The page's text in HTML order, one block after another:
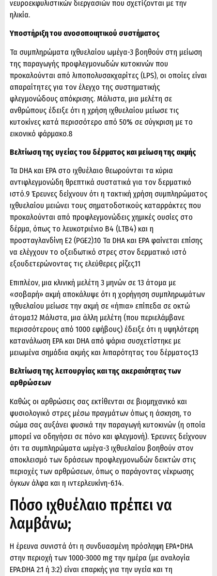
νευροεκφυλιστικών διεργασιών που σχετίζονται με την
ηλικία.
Υποστήριξη του ανοσοποιητικού συστήματος
Τα συμπληρώματα ιχθυελαίου ωμέγα-3 βοηθούν στη μείωση
της παραγωγής προφλεγμονωδών κυτοκινών που
προκαλούνται από λιποπολυσακχαρίτες (LPS), οι οποίες είναι
απαραίτητες για τον έλεγχο της συστηματικής
φλεγμονώδους απόκρισης. Μάλιστα, μια μελέτη σε
ανθρώπους έδειξε ότι η χρήση ιχθυελαίου μείωσε τις
κυτοκίνες κατά περισσότερο από 50% σε σύγκριση με το
εικονικό φάρμακο.8
Βελτίωση της υγείας του δέρματος και μείωση της ακμής
Τα DHA και EPA στο ιχθυέλαιο θεωρούνται τα κύρια
αντιφλεγμονώδη θρεπτικά συστατικά για τον δερματικό
ιστό.9 Έρευνες δείχνουν ότι η τακτική χρήση συμπληρώματος
ιχθυελαίου μειώνει τους σηματοδοτικούς καταρράκτες που
προκαλούνται από προφλεγμονώδεις χημικές ουσίες στο
δέρμα, όπως το λευκοτριένιο B4 (LTB4) και η
προσταγλανδίνη E2 (PGE2).10 Τα DHA και EPA φαίνεται επίσης
να ελέγχουν το οξειδωτικό στρες στον δερματικό ιστό
εξουδετερώνοντας τις ελεύθερες ρίζες.11
Επιπλέον, μια κλινική μελέτη 3 μηνών σε 13 άτομα με
«σοβαρή» ακμή αποκάλυψε ότι η χορήγηση συμπληρωμάτων
ιχθυελαίου μείωσε την ακμή σε «ήπια» επίπεδα σε οκτώ
άτομα.12 Μάλιστα, μια άλλη μελέτη (που περιελάμβανε
περισσότερους από 1000 εφήβους) έδειξε ότι η υψηλότερη
κατανάλωση EPA και DHA από ψάρια συσχετίστηκε με
μειωμένα σημάδια ακμής και λιπαρότητας του δέρματος.13
Βελτίωση της λειτουργίας και της ακεραιότητας των
αρθρώσεων
Καθώς οι αρθρώσεις σας εκτίθενται σε βιομηχανικό και
φυσιολογικό στρες μέσω πραγμάτων όπως η άσκηση, το
σώμα σας αυξάνει φυσικά την παραγωγή κυτοκινών (η οποία
μπορεί να οδηγήσει σε πόνο και φλεγμονή). Έρευνες δείχνουν
ότι τα συμπληρώματα ωμέγα-3 ιχθυελαίου βοηθούν στον
αποκλεισμό των δράσεων προφλεγμονωδών δεικτών στις
περιοχές των αρθρώσεων, όπως ο παράγοντας νέκρωσης
όγκων άλφα και η ιντερλευκίνη-6.14.
Πόσο ιχθυέλαιο πρέπει να
λαμβάνω;
Η έρευνα συνιστά ότι η συνδυασμένη πρόσληψη EPA+DHA
στην περιοχή των 1000-3000 mg την ημέρα (με αναλογία
EPA:DHA 2:1 ή 3:2) είναι επαρκής για την υγεία και τη